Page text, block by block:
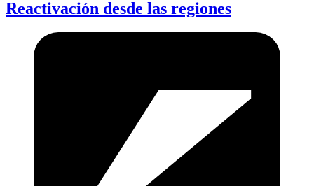
Reactivación desde las regiones